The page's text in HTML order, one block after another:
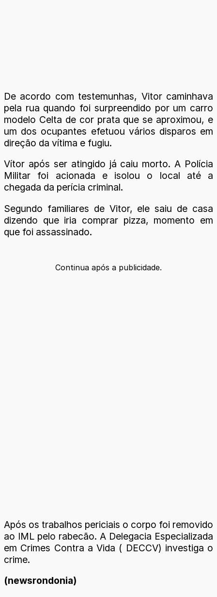
De acordo com testemunhas, Vitor caminhava
pela rua quando foi surpreendido por um carro
modelo Celta de cor prata que se aproximou, e
um dos ocupantes efetuou vários disparos em
direção da vítima e fugiu.
Vítor após ser atingido já caiu morto. A Polícia
Militar foi acionada e isolou o local até a
chegada da perícia criminal.
Segundo familiares de Vitor, ele saiu de casa
dizendo que iria comprar pizza, momento em
que foi assassinado.
Continua após a publicidade.
Após os trabalhos periciais o corpo foi removido
ao IML pelo rabecão. A Delegacia Especializada
em Crimes Contra a Vida ( DECCV) investiga o
crime.
(newsrondonia)